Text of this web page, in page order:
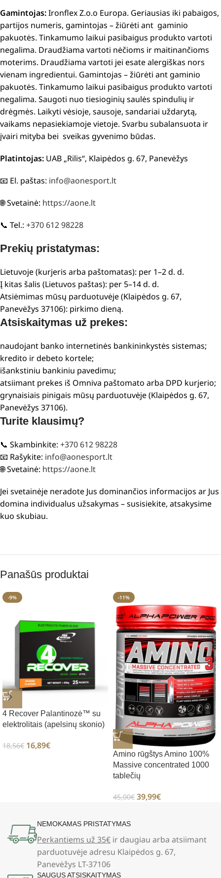
Gamintojas:Ironflex Z.o.o Europa. Geriausias iki pabaigos,
partijos numeris, gamintojas – žiūrėti ant gaminio
pakuotės. Tinkamumo laikui pasibaigus produkto vartoti
negalima. Draudžiama vartoti nėčioms ir maitinančioms
moterims. Draudžiama vartoti jei esate alergiškas nors
vienam ingredientui. Gamintojas – žiūrėti ant gaminio
pakuotės. Tinkamumo laikui pasibaigus produkto vartoti
negalima. Saugoti nuo tiesioginių saulės spindulių ir
drėgmės. Laikyti vėsioje, sausoje, sandariai uždarytą,
vaikams nepasiekiamoje vietoje. Svarbu subalansuota ir
įvairi mityba bei sveikas gyvenimo būdas.
Platintojas: UAB „Rilis“, Klaipėdos g. 67, Panevėžys
📧 El. paštas: info@aonesport.lt
🌐 Svetainė: https://aone.lt
📞 Tel.: +370 612 98228
Prekių pristatymas:
Lietuvoje (kurjeris arba paštomatas): per 1–2 d. d.
Į kitas šalis (Lietuvos paštas): per 5–14 d. d.
Atsiėmimas mūsų parduotuvėje (Klaipėdos g. 67,
Panevėžys 37106): pirkimo dieną.
Atsiskaitymas už prekes:
naudojant banko internetinės bankininkystės sistemas;
kredito ir debeto kortele;
išankstiniu bankiniu pavedimu;
atsiimant prekes iš Omniva paštomato arba DPD kurjerio;
grynaisiais pinigais mūsų parduotuvėje (Klaipėdos g. 67,
Panevėžys 37106).
Turite klausimų?
📞 Skambinkite: +370 612 98228
📧 Rašykite: info@aonesport.lt
🌐 Svetainė: https://aone.lt
Jei svetainėje neradote Jus dominančios informacijos ar Jus
domina individualus užsakymas – susisiekite, atsakysime
kuo skubiau.
Panašūs produktai
-9%
4 Recover Palantinozė™ su
elektrolitais (apelsinų skonio)
18,56€ 16,89€
-11%
Amino rūgštys Amino 100%
Massive concentrated 1000
tablečių
45,00€ 39,99€
NEMOKAMAS PRISTATYMAS
Perkantiems už 35€ ir daugiau arba atsiimant
parduotuvėje adresu Klaipėdos g. 67,
Panevėžys LT-37106
SAUGUS ATSISKAITYMAS